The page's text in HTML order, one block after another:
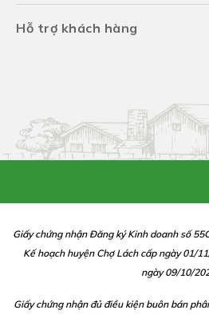
Hỗ trợ khách hàng
Giấy chứng nhận Đăng ký Kinh doanh số
Kế hoạch huyện Chợ Lách cấp ngày 01/
ngày 09/10/
Giấy chứng nhận đủ điều kiện buôn bán